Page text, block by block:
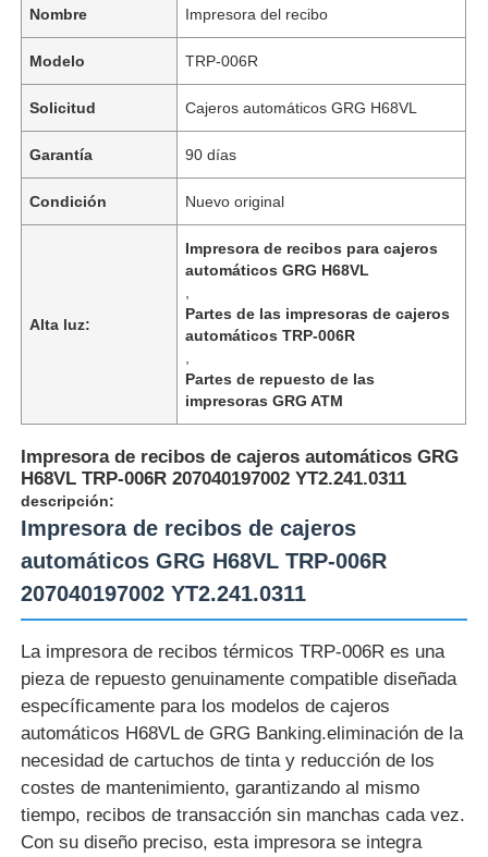
Nombre Impresora del recibo
Modelo TRP-006R
Solicitud Cajeros automáticos GRG H68VL
Garantía 90 días
Condición Nuevo original
Alta luz:
Impresora de recibos para cajeros
automáticos GRG H68VL
Partes de las impresoras de cajeros
automáticos TRP-006R
Partes de repuesto de las
impresoras GRG ATM
Impresora de recibos de cajeros automáticos GRG
H68VL TRP-006R 207040197002 YT2.241.0311
descripción:
Impresora de recibos de cajeros
automáticos GRG H68VL TRP-006R
207040197002 YT2.241.0311
La impresora de recibos térmicos TRP-006R es una
pieza de repuesto genuinamente compatible diseñada
específicamente para los modelos de cajeros
automáticos H68VL de GRG Banking.eliminación de la
necesidad de cartuchos de tinta y reducción de los
costes de mantenimiento, garantizando al mismo
tiempo, recibos de transacción sin manchas cada vez.
Con su diseño preciso, esta impresora se integra